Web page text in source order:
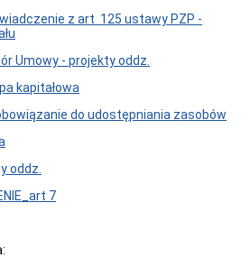
z art 125 ustawy PZP -
Umowy - projekty oddz.
kapitałowa
do udostępniania zasobów
oddz.
7